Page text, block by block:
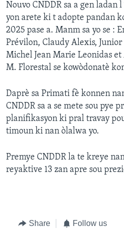
Nouvo CNDDR sa a gen ladan
yon arete ki t adopte pandan
2025 pase a. Manm sa yo se :
Prévilon, Claudy Alexis,
Michel Jean Marie Leonidas
M. Florestal se kowòdonatè
Daprè sa Primati fè konnen
CNDDR sa a se mete sou pye
planifikasyon ki pral travay
timoun ki nan òlalwa yo.
Premye CNDDR la te kreye
reyaktive 13 zan apre sou
Share Follow us